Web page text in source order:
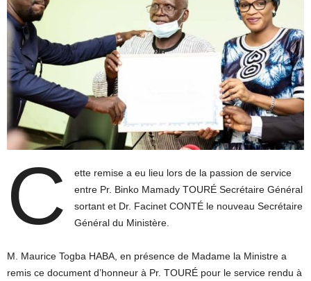
C
ette remise a eu lieu lors de la passion de service
entre Pr. Binko Mamady TOURÉ Secrétaire Général
sortant et Dr. Facinet CONTÉ le nouveau Secrétaire
Général du Ministère.
M. Maurice Togba HABA, en présence de Madame la Ministre a
remis ce document d’honneur à Pr. TOURÉ pour le service rendu à